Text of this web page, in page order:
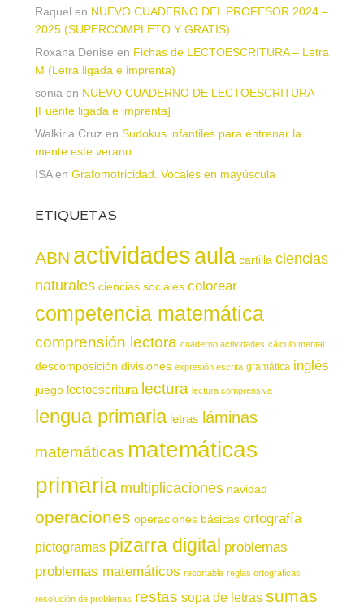
Raquel en NUEVO CUADERNO DEL PROFESOR 2024 –
2025 (SUPERCOMPLETO Y GRATIS)
Roxana Denise en Fichas de LECTOESCRITURA – Letra
M (Letra ligada e imprenta)
sonia en NUEVO CUADERNO DE LECTOESCRITURA
[Fuente ligada e imprenta]
Walkiria Cruz en Sudokus infantiles para entrenar la
mente este verano
ISAen Grafomotricidad. Vocales en mayúscula
ETIQUETAS
ABN actividadesaula cartilla ciencias
naturales ciencias sociales colorear
competencia matemática
comprensión lectora cuaderno actividades cálculo mental
descomposición divisiones expresión escrita gramática inglés
juego lectoescritura lectura lectura comprensiva
lengua primaria letras láminas
matemáticas matemáticas
primaria multiplicaciones navidad
operaciones operaciones básicas ortografía
pictogramas pizarra digital problemas
problemas matemáticos recortable reglas ortográficas
resolución de problemas restas sopa de letras sumas